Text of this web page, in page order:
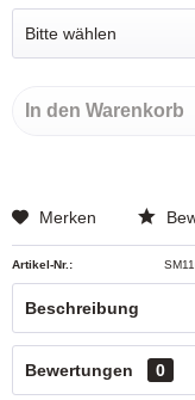
In den Warenkorb
Merken
Artikel-Nr.:
Beschreibung
Bewertungen 0